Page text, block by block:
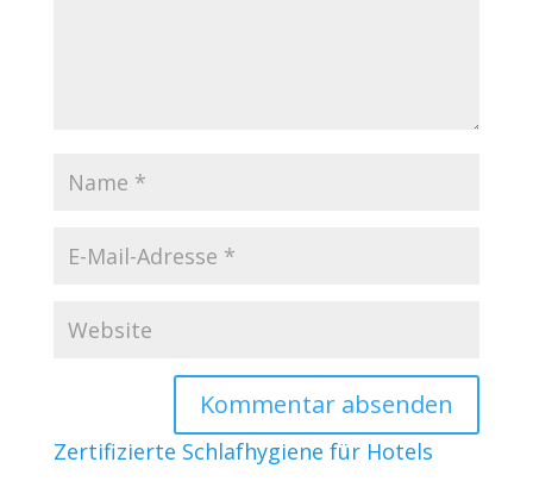
Zertifizierte Schlafhygiene für Hotels